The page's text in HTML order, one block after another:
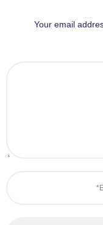
Your email